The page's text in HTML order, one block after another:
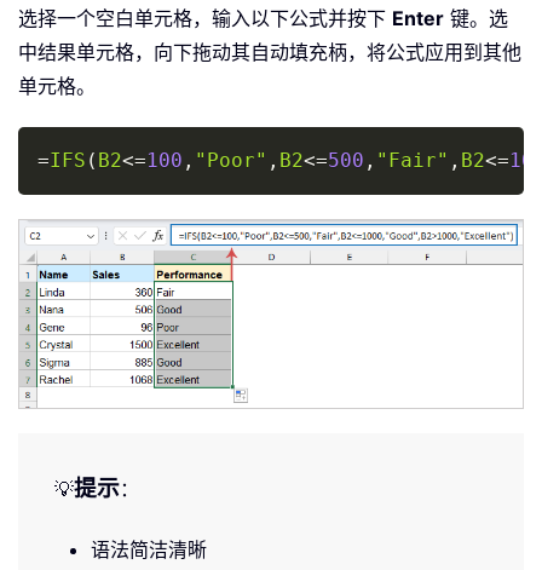
选择一个空白单元格，输入以下公式并按下 Enter 键。选
中结果单元格，向下拖动其自动填充柄，将公式应用到其他
单元格。
=IFS ( B2<=100 , "Poor" , B2<=500 , "Fair" , B2<=
Copy
💡提示：
语法简洁清晰